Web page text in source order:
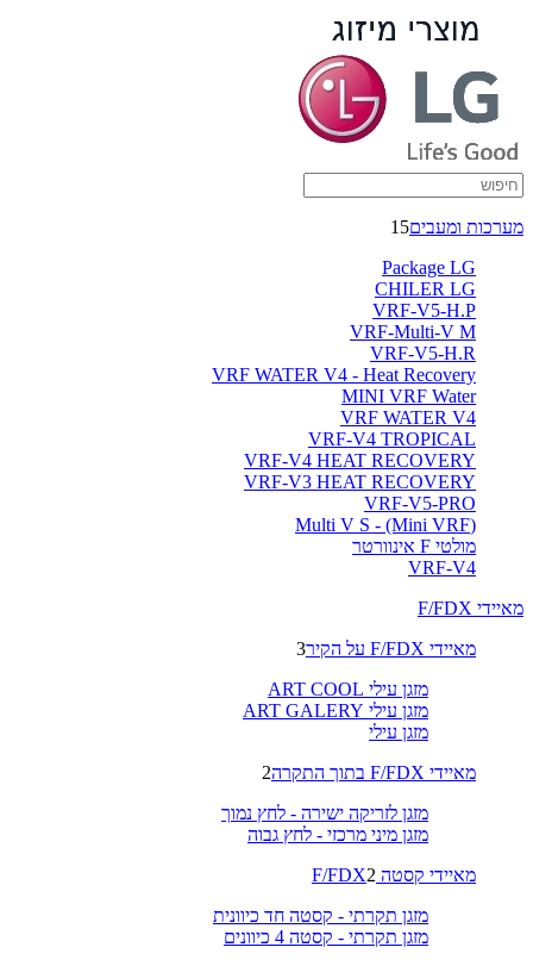
מערכות ומעבים15
Package LG
CHILER LG
VRF-V5-H.P
VRF-Multi-V M
VRF-V5-H.R
VRF WATER V4 - Heat Recovery
MINI VRF Water
VRF WATER V4
VRF-V4 TROPICAL
VRF-V4 HEAT RECOVERY
VRF-V3 HEAT RECOVERY
VRF-V5-PRO
(Multi V S - (Mini VRF
מולטי F אינוורטר
VRF-V4
מאיידי F/FDX
מאיידי F/FDX על הקיר
3
מזגן עילי ART COOL
מזגן עילי ART GALERY
מזגן עילי
מאיידי F/FDX בתוך התקרה
2
מזגן לזריקה ישירה - לחץ נמוך
מזגן מיני מרכזי - לחץ גבוה
מאיידי קסטה F/FDX 2
מזגן תקרתי - קסטה חד כיוונית
מזגן תקרתי - קסטה 4 כיוונים